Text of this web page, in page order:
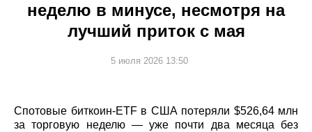
неделю в минусе, несмотря на
лучший приток с мая
5 июля 2026 13:50
Спотовые биткоин-ETF в США потеряли $526,64 млн
за торговую неделю — уже почти два месяца без